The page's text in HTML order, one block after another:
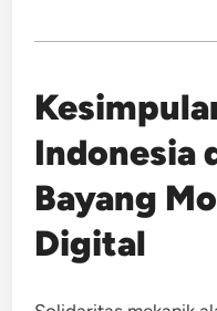
Indonesia
Bayang
Digital